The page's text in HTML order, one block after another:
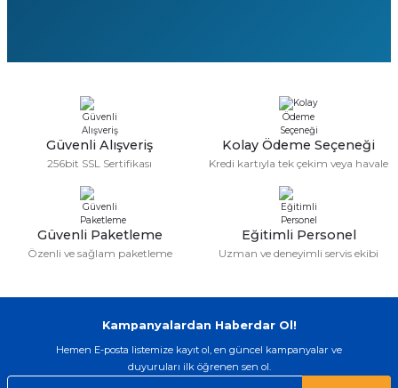
Güvenli Alışveriş
256bit SSL Sertifikası
Kolay Ödeme Seçeneği
Kredi kartıyla tek çekim veya havale
Güvenli Paketleme
Özenli ve sağlam paketleme
Eğitimli Personel
Uzman ve deneyimli servis ekibi
Kampanyalardan Haberdar Ol!
Hemen E-posta listemize kayıt ol, en güncel kampanyalar ve
duyuruları ilk öğrenen sen ol.